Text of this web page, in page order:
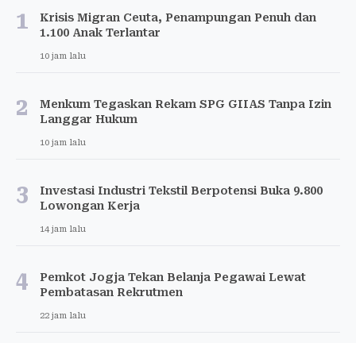
1
Krisis Migran Ceuta, Penampungan Penuh dan
1.100 Anak Terlantar
10 jam lalu
2
Menkum Tegaskan Rekam SPG GIIAS Tanpa Izin
Langgar Hukum
10 jam lalu
3
Investasi Industri Tekstil Berpotensi Buka 9.800
Lowongan Kerja
14 jam lalu
4
Pemkot Jogja Tekan Belanja Pegawai Lewat
Pembatasan Rekrutmen
22 jam lalu